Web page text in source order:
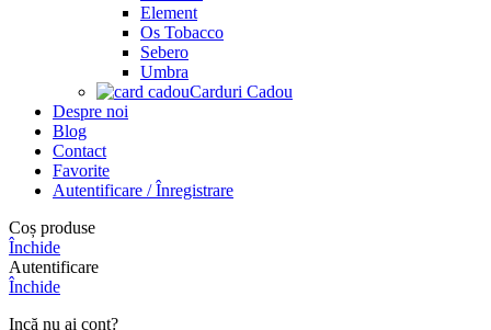
Element
Os Tobacco
Sebero
Umbra
Carduri Cadou
Despre noi
Blog
Contact
Favorite
Autentificare / Înregistrare
Coș produse
Închide
Autentificare
Închide
Incă nu ai cont?